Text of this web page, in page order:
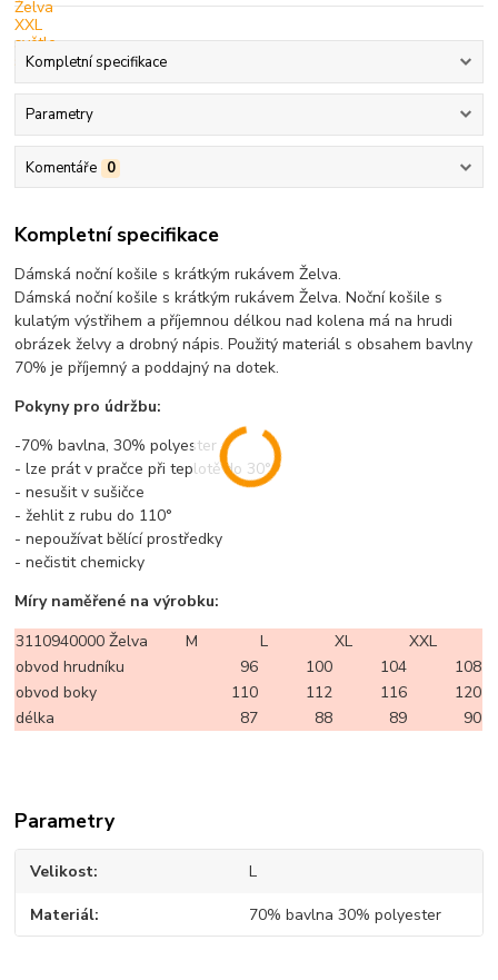
Kompletní specifikace
Parametry
Komentáře 0
Kompletní specifikace
Dámská noční košile s krátkým rukávem Želva.
Dámská noční košile s krátkým rukávem Želva. Noční košile s
kulatým výstřihem a příjemnou délkou nad kolena má na hrudi
obrázek želvy a drobný nápis. Použitý materiál s obsahem bavlny
70% je příjemný a poddajný na dotek.
Pokyny pro údržbu:
-70% bavlna, 30% polyester
- lze prát v pračce při teplotě do 30°
- nesušit v sušičce
- žehlit z rubu do 110°
- nepoužívat bělící prostředky
- nečistit chemicky
Míry naměřené na výrobku:
3110940000 Želva
M L XL
XXL
obvod hrudníku
96 100 104
108
obvod boky
110 112 116
120
délka
87 88 89 90
Parametry
Velikost L
Materiál 70% bavlna 30% polyester